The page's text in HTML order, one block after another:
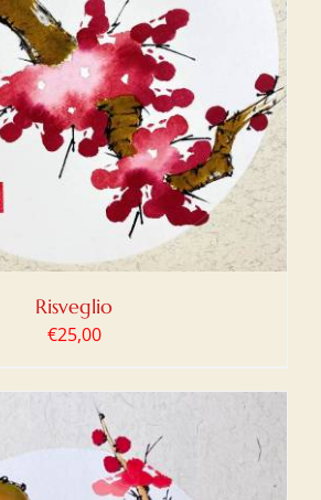
Risveglio
€25,00